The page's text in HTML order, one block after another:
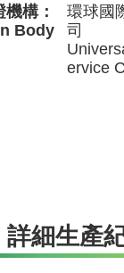
機構：
Body
環球國
司
ervice
詳細生產